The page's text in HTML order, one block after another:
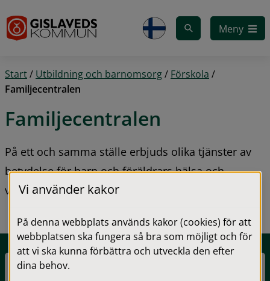
Meny
Start/ Utbildning och barnomsorg/ Förskola /
Familjecentralen
Familjecentralen
På ett och samma ställe erbjuds olika tjänster av
betydelse för barn och föräldrars hälsa och
välmående.
Vi använder kakor
På denna webbplats används kakor (cookies) för att
webbplatsen ska fungera så bra som möjligt och för
att vi ska kunna förbättra och utveckla den efter
dina behov.